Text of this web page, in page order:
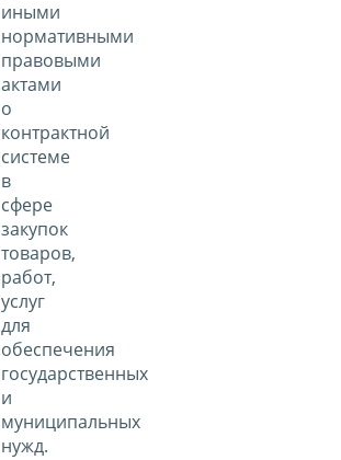
иными
нормативными
правовыми
актами
о
контрактной
системе
в
сфере
закупок
товаров,
работ,
услуг
для
обеспечения
государственных
и
муниципальных
нужд.